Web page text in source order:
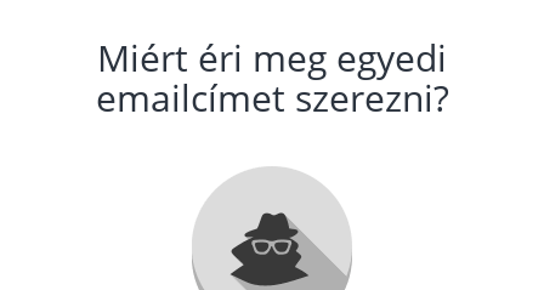
Miért éri meg egyedi
emailcímet szerezni?